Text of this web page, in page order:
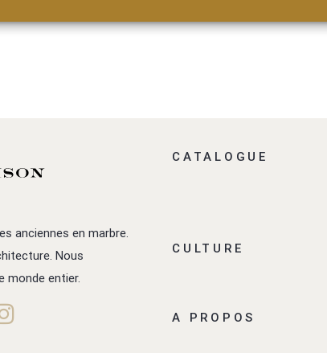
anciennes en marbre.
Nous
monde entier.
CATALOGUE
CULTURE
A PROPOS